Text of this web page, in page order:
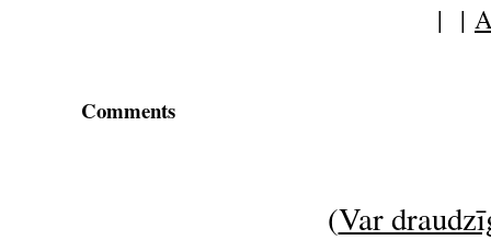
| |
Comments
(Var